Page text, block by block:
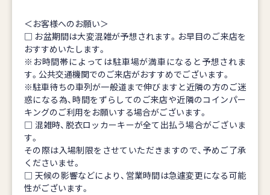
＜お客様へのお願い＞
□ お盆期間は大変混雑が予想されます。お早目のご来店を
おすすめいたします。
※お時間帯によっては駐車場が満車になると予想されま
す。公共交通機関でのご来店がおすすめでございます。
※駐車待ちの車列が一般道まで伸びますと近隣の方のご迷
惑になる為、時間をずらしてのご来店や近隣のコインパー
キングのご利用をお願いする場合がございます。
□ 混雑時、脱衣ロッカーキーが全て出払う場合がございま
す。
その際は入場制限をさせていただきますので、予めご了承
くださいませ。
□ 天候の影響などにより、営業時間は急遽変更になる可能
性がございます。